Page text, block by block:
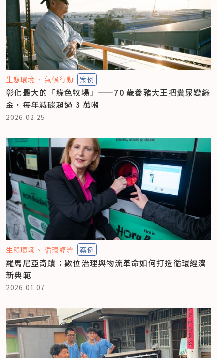
生態環境 氣候行動 案例
彰化最大的「綠色牧場」——70 歲養豬大王把糞尿變綠
金，每年減碳超過 3 萬噸
2026.02.25
生態環境 循環經濟 案例
羅馬尼亞奇蹟：數位治理與物流革命如何打造循環經濟
新典範
2026.01.07